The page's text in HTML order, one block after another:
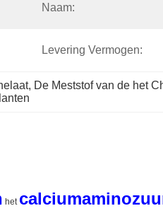
Naam:
Levering Vermogen:
, De Meststof van de het
het